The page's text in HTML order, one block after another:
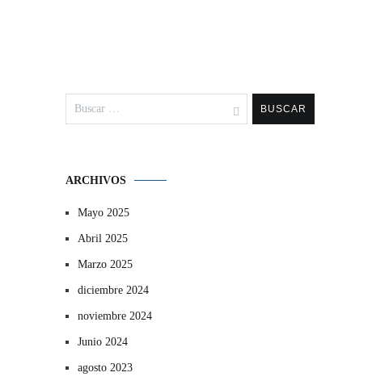
ARCHIVOS
Mayo 2025
Abril 2025
Marzo 2025
diciembre 2024
noviembre 2024
Junio 2024
agosto 2023